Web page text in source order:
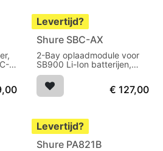
Levertijd?
Shure SBC-AX
2-Bay oplaadmodule voor
SB900 Li-Ion batterijen,
voor gebruik met SBRC
Rack Charger
€ 127,00
Levertijd?
Shure PA821B